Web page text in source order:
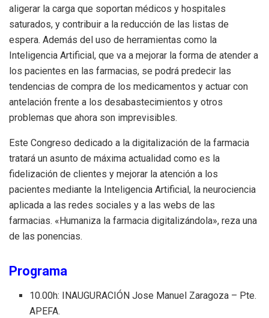
aligerar la carga que soportan médicos y hospitales
saturados, y contribuir a la reducción de las listas de
espera. Además del uso de herramientas como la
Inteligencia Artificial, que va a mejorar la forma de atender a
los pacientes en las farmacias, se podrá predecir las
tendencias de compra de los medicamentos y actuar con
antelación frente a los desabastecimientos y otros
problemas que ahora son imprevisibles.
Este Congreso dedicado a la digitalización de la farmacia
tratará un asunto de máxima actualidad como es la
fidelización de clientes y mejorar la atención a los
pacientes mediante la Inteligencia Artificial, la neurociencia
aplicada a las redes sociales y a las webs de las
farmacias. «Humaniza la farmacia digitalizándola», reza una
de las ponencias.
Programa
10.00h: INAUGURACIÓN Jose Manuel Zaragoza – Pte.
APEFA.